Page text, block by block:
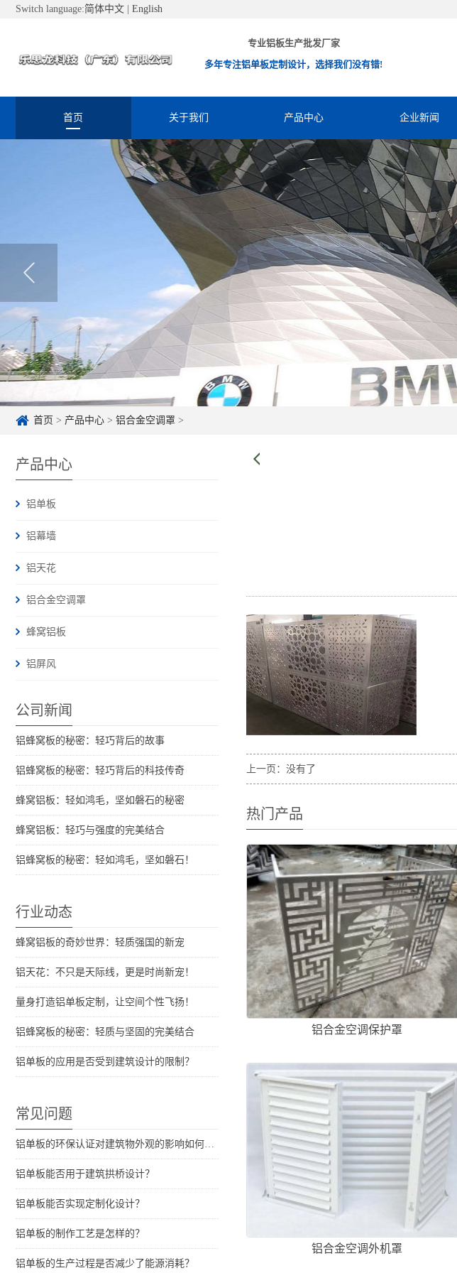
Switch language:简体中文 English
专业铝板生产批发厂家
多年专注铝单板定制设计，选择我们没有错!
首页 关于我们 产品中心 企业新闻
首页 > 产品中心 > 铝合金空调罩 >
产品中心
铝单板
铝幕墙
铝天花
铝合金空调罩
蜂窝铝板
铝屏风
公司新闻
铝蜂窝板的秘密：轻巧背后的故事
铝蜂窝板的秘密：轻巧背后的科技传奇
蜂窝铝板：轻如鸿毛，坚如磐石的秘密
蜂窝铝板：轻巧与强度的完美结合
铝蜂窝板的秘密：轻如鸿毛，坚如磐石！
行业动态
蜂窝铝板的奇妙世界：轻质强国的新宠
铝天花：不只是天际线，更是时尚新宠！
量身打造铝单板定制，让空间个性飞扬！
铝蜂窝板的秘密：轻质与坚固的完美结合
铝单板的应用是否受到建筑设计的限制？
常见问题
铝单板的环保认证对建筑物外观的影响如何评估？
铝单板能否用于建筑拱桥设计？
铝单板能否实现定制化设计？
铝单板的制作工艺是怎样的？
铝单板的生产过程是否减少了能源消耗？
上一页：没有了
热门产品
铝合金空调保护罩
铝合金空调外机罩